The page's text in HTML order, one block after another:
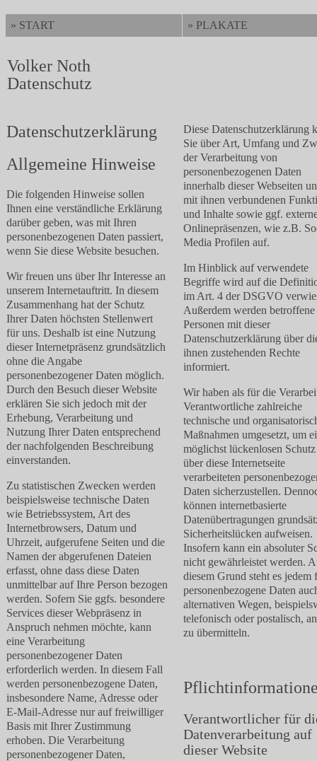
» START » PLAKATE
Volker Noth
Datenschutz
Datenschutzerklärung
Allgemeine Hinweise
Die folgenden Hinweise sollen
Ihnen eine verständliche Erklärung
darüber geben, was mit Ihren
personenbezogenen Daten passiert,
wenn Sie diese Website besuchen.
Wir freuen uns über Ihr Interesse an
unserem Internetauftritt. In diesem
Zusammenhang hat der Schutz
Ihrer Daten höchsten Stellenwert
für uns. Deshalb ist eine Nutzung
dieser Internetpräsenz grundsätzlich
ohne die Angabe
personenbezogener Daten möglich.
Durch den Besuch dieser Website
erklären Sie sich jedoch mit der
Erhebung, Verarbeitung und
Nutzung Ihrer Daten entsprechend
der nachfolgenden Beschreibung
einverstanden.
Zu statistischen Zwecken werden
beispielsweise technische Daten
wie Betriebssystem, Art des
Internetbrowsers, Datum und
Uhrzeit, aufgerufene Seiten und die
Namen der abgerufenen Dateien
erfasst, ohne dass diese Daten
unmittelbar auf Ihre Person bezogen
werden. Sofern Sie ggfs. besondere
Services dieser Webpräsenz in
Anspruch nehmen möchte, kann
eine Verarbeitung
personenbezogener Daten
erforderlich werden. In diesem Fall
werden personenbezogene Daten,
insbesondere Name, Adresse oder
E-Mail-Adresse nur auf freiwilliger
Basis mit Ihrer Zustimmung
erhoben. Die Verarbeitung
personenbezogener Daten,
Diese Datenschutzerklärung
Sie über Art, Umfang und
der Verarbeitung von
personenbezogenen Daten
innerhalb dieser Webseiten
mit ihnen verbundenen
und Inhalte sowie ggf.
Onlinepräsenzen, wie z.B.
Media Profilen auf.
Im Hinblick auf verwendete
Begriffe wird auf die
im Art. 4 der DSGVO
Außerdem werden betroffene
Personen mit dieser
Datenschutzerklärung über
ihnen zustehenden Rechte
informiert.
Wir haben als für die
Verantwortliche zahlreiche
technische und
Maßnahmen umgesetzt, um
möglichst lückenlosen
über diese Internetseite
verarbeiteten
Daten sicherzustellen.
können internetbasierte
Datenübertragungen
Sicherheitslücken aufweisen.
Insofern kann ein absoluter
nicht gewährleistet werden.
diesem Grund steht es jedem
personenbezogene Daten
alternativen Wegen,
telefonisch oder postalisch,
zu übermitteln.
Verantwortlicher für
Datenverarbeitung auf
dieser Website